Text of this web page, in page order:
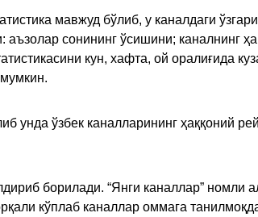
мавжуд бўлиб, у каналдаги
сонининг ўсишини; каналнинг
кун, хафта, ой оралиғида
унда ўзбек каналларининг ҳаққоний
борилади. “Янги каналлар” номли
кўплаб каналлар оммага